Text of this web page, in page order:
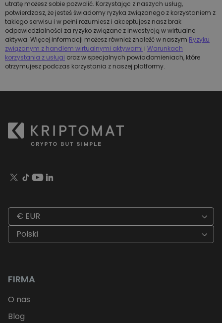
utratę możesz sobie pozwolić. Korzystając z naszych usług,
potwierdzasz, że jesteś świadomy ryzyka związanego z korzystaniem z
takiego serwisu i w pełni rozumiesz i akceptujesz nasz brak
odpowiedzialności za ryzyko związane z inwestycją w wirtualne
aktywa. Więcej informacji możesz również znaleźć w naszym Ryzyku
związanym z handlem wirtualnymi aktywami i Warunkach
korzystania z usługi oraz w specjalnych powiadomieniach, które
otrzymujesz podczas korzystania z naszej platformy.
€ EUR
Polski
FIRMA
O nas
Blog